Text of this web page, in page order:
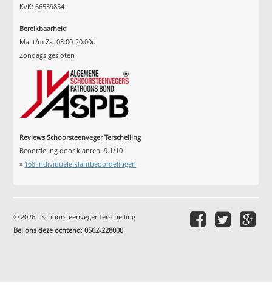
KvK: 66539854
Bereikbaarheid
Ma. t/m Za. 08:00-20:00u
Zondags gesloten
Reviews Schoorsteenveger Terschelling
Beoordeling door klanten:9.1/10
» 168 individuele klantbeoordelingen
© 2026 - Schoorsteenveger Terschelling
Bel ons deze ochtend:0562-228000